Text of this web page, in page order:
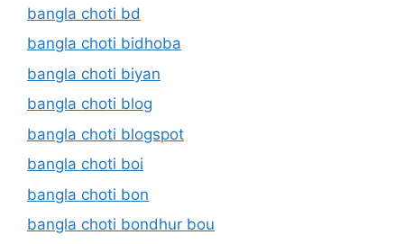
bangla choti bd
bangla choti bidhoba
bangla choti biyan
bangla choti blog
bangla choti blogspot
bangla choti boi
bangla choti bon
bangla choti bondhur bou